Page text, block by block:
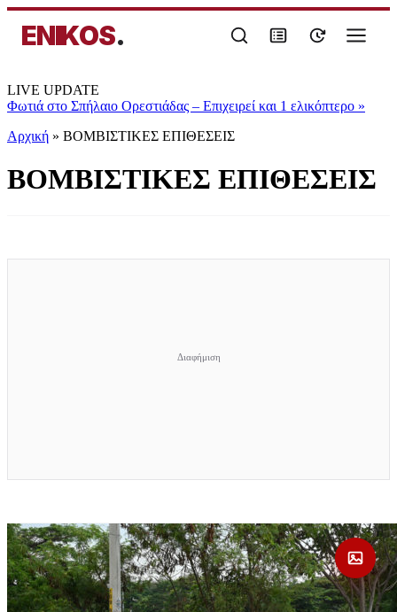
ENIKOS.
LIVE UPDATE
Φωτιά στο Σπήλαιο Ορεστιάδας – Επιχειρεί και 1 ελικόπτερο »
Αρχική » ΒΟΜΒΙΣΤΙΚΕΣ ΕΠΙΘΕΣΕΙΣ
ΒΟΜΒΙΣΤΙΚΕΣ ΕΠΙΘΕΣΕΙΣ